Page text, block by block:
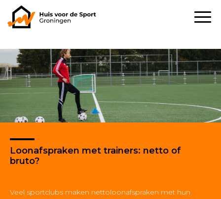
Loonafspraken met trainers: netto of
bruto?
Veel sportclubs maken nettoloonafspraken met hun